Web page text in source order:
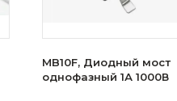
MB10F, Диодный мост
однофазный 1А 1000В